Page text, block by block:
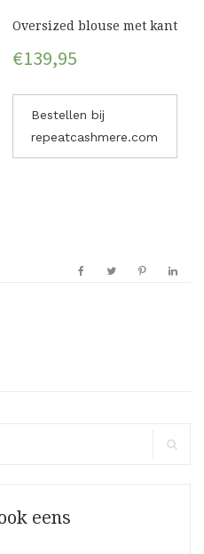
Oversized blouse met kant
€139,95
Bestellen bij
repeatcashmere.com
eens